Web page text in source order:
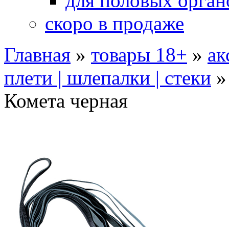
скоро в продаже
Главная » товары 18+ »
плети | шлепалки | стеки
Комета черная